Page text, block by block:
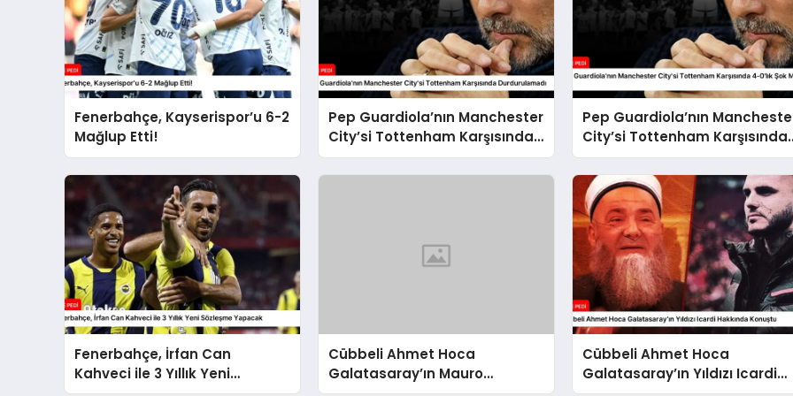
Fenerbahçe, Kayserispor’u 6-2
Mağlup Etti!
Pep Guardiola’nın Manchester
City’si Tottenham Karşısında
Durdurulamadı
Pep Guardiola’nın
City’si Tottenham Karşısında
4-0’lık Şok Mağlubiyeti Aldı
Fenerbahçe, İrfan Can
Kahveci ile 3 Yıllık Yeni
Cübbeli Ahmet Hoca
Galatasaray’ın Mauro
Cübbeli Ahmet Hoca
Galatasaray’ın Yıldızı Icardi